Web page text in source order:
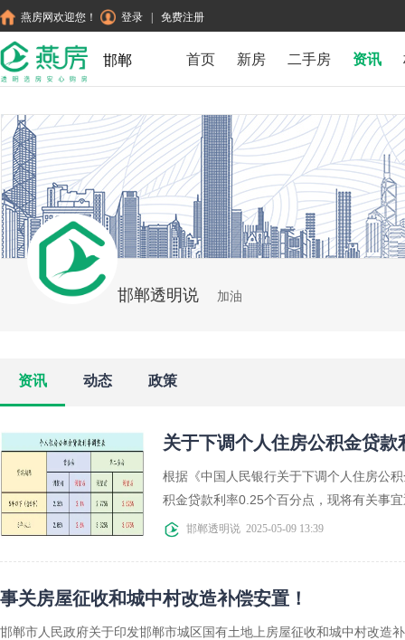
燕房网欢迎您！ 登录 免费注册
邯郸 首页 新房 二手房 资讯
邯郸透明说 加油
资讯 动态 政策
关于下调个人住房公积金贷款
根据《中国人民银行关于下调个人住房公
积金贷款利率0.25个百分点，现将有关事
邯郸透明说 2025-05-09 13:39
事关房屋征收和城中村改造补偿安置！
邯郸市人民政府关于印发邯郸市城区国有土地上房屋征收和城中村改造